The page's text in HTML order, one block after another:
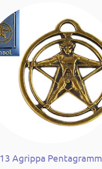
13 Agrippa Pentagramm